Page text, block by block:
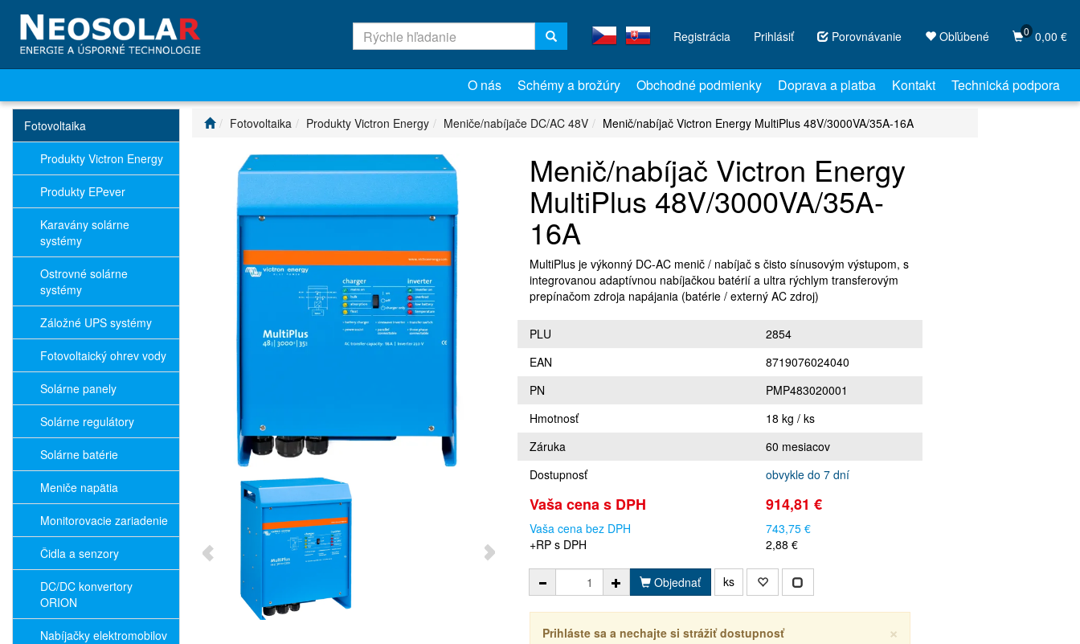
Porovnávanie Obľúbené 0 0,00 €
Registrácia Prihlásiť
O nás Schémy a brožúry Obchodné podmienky Doprava a platba Kontakt Technická podpora
Fotovoltaika
Produkty Victron Energy
Produkty EPever
Karavány solárne
systémy
Ostrovné solárne
systémy
Záložné UPS systémy
Fotovoltaický ohrev vody
Solárne panely
Solárne regulátory
Solárne batérie
Meniče napätia
Monitorovacie zariadenie
Čidla a senzory
DC/DC konvertory
ORION
Nabíjačky elektromobilov
Fotovoltaika Produkty Victron Energy Meniče/nabíjače DC/AC 48V Menič/nabíjač Victron Energy MultiPlus 48V/3000VA/35A-16A
Menič/nabíjač Victron Energy
MultiPlus 48V/3000VA/35A-
16A
MultiPlus je výkonný DC-AC menič / nabíjač s čisto sínusovým výstupom, s
integrovanou adaptívnou nabíjačkou batérií a ultra rýchlym transferovým
prepínačom zdroja napájania (batérie / externý AC zdroj)
PLU
2854
EAN
8719076024040
PN
PMP483020001
Hmotnosť
18 kg / ks
Záruka
60 mesiacov
Dostupnosť
obvykle do 7 dní
Vaša cena s DPH 914,81 €
Vaša cena bez DPH
743,75 €
+RP s DPH
2,88 €
Objednať ks
×
Prihláste sa a nechajte si strážiť dostupnosť